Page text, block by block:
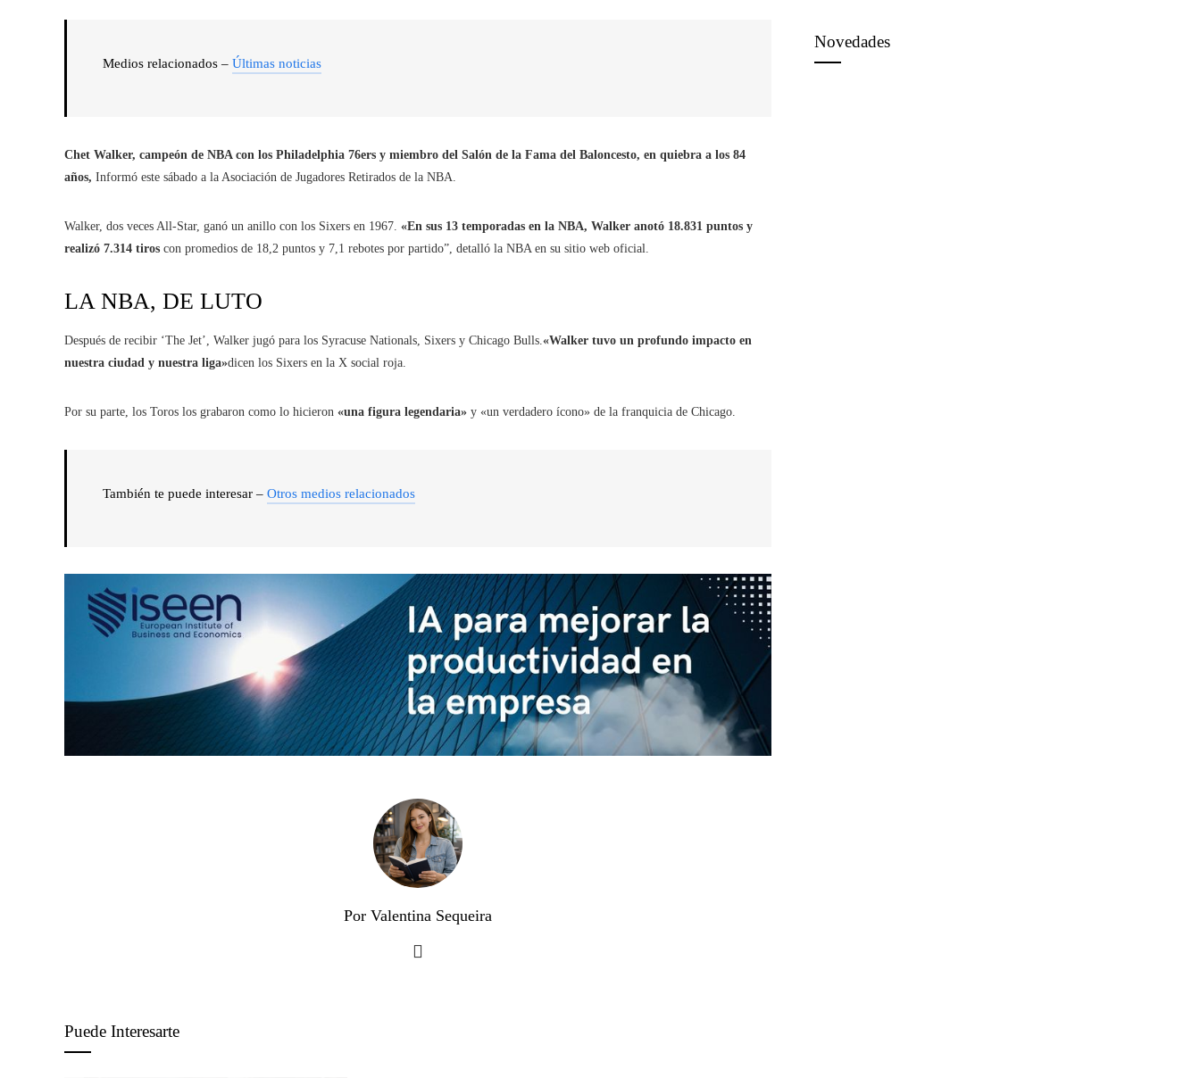
Medios relacionados – Últimas noticias
Chet Walker, campeón de NBA con los Philadelphia 76ers y miembro del Salón de la Fama del Baloncesto, en quiebra a los 84
años, Informó este sábado a la Asociación de Jugadores Retirados de la NBA.
Walker, dos veces All-Star, ganó un anillo con los Sixers en 1967. «En sus 13 temporadas en la NBA, Walker anotó 18.831 puntos y
realizó 7.314 tiros con promedios de 18,2 puntos y 7,1 rebotes por partido”, detalló la NBA en su sitio web oficial.
LA NBA, DE LUTO
Después de recibir ‘The Jet’, Walker jugó para los Syracuse Nationals, Sixers y Chicago Bulls.«Walker tuvo un profundo impacto en
nuestra ciudad y nuestra liga»dicen los Sixers en la X social roja.
Por su parte, los Toros los grabaron como lo hicieron «una figura legendaria» y «un verdadero ícono» de la franquicia de Chicago.
También te puede interesar – Otros medios relacionados
Por Valentina Sequeira
Puede Interesarte
Novedades